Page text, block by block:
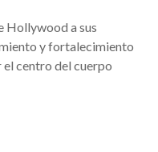
Hollywood a sus
y fortalecimiento
el centro del cuerpo